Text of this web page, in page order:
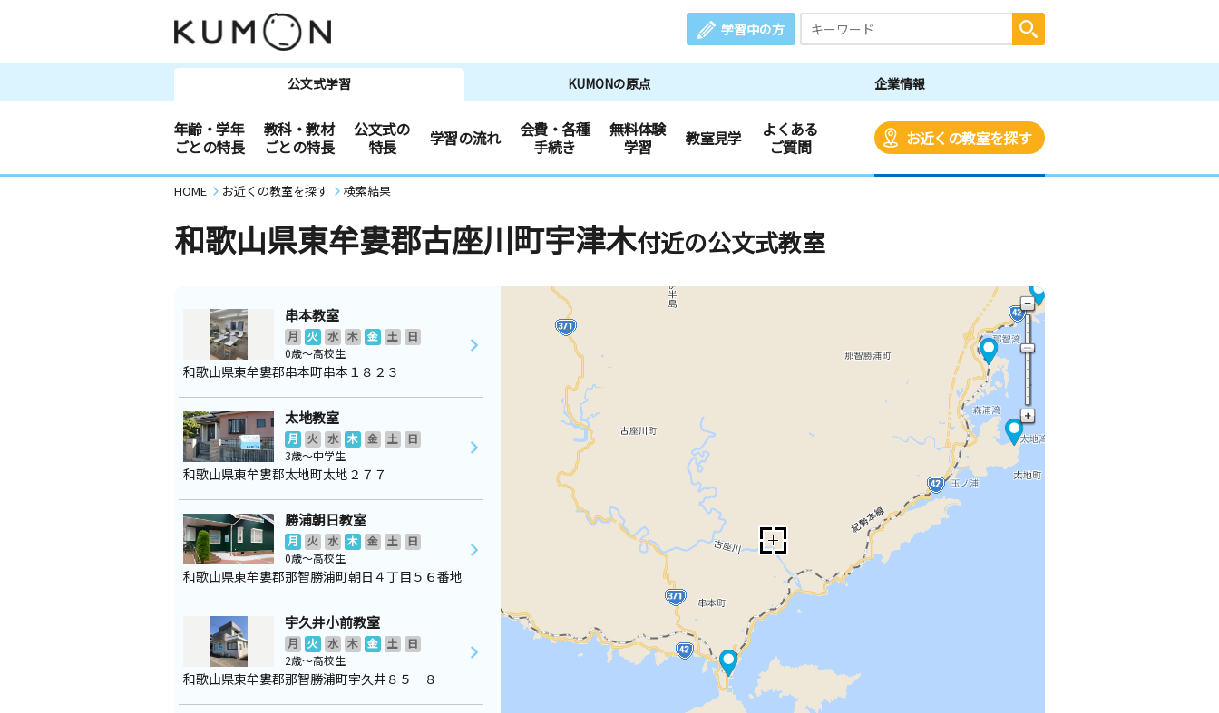
学習中の方
公文式学習 KUMONの原点 企業情報
年齢・学年
ごとの特長
教科・教材
ごとの特長
公文式の
特長
学習の流れ
会費・各種
手続き
無料体験
学習
教室見学
よくある
ご質問
お近くの教室を探す
HOME お近くの教室を探す 検索結果
和歌山県東牟婁郡古座川町宇津木付近の公文式教室
串本教室
月 火 水 木 金 土
日
0歳～高校生
和歌山県東牟婁郡串本町串本１８２３
太地教室
月 火 水 木 金 土
日
3歳～中学生
和歌山県東牟婁郡太地町太地２７７
勝浦朝日教室
月 火 水 木 金 土
日
0歳～高校生
和歌山県東牟婁郡那智勝浦町朝日４丁目５６番地
宇久井小前教室
月 火 水 木 金 土
日
2歳～高校生
和歌山県東牟婁郡那智勝浦町宇久井８５－８